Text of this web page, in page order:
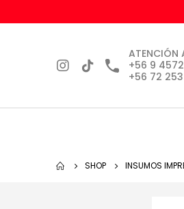
ATENCIÓN
+56 9
+56 72
SHOP INSUMOS